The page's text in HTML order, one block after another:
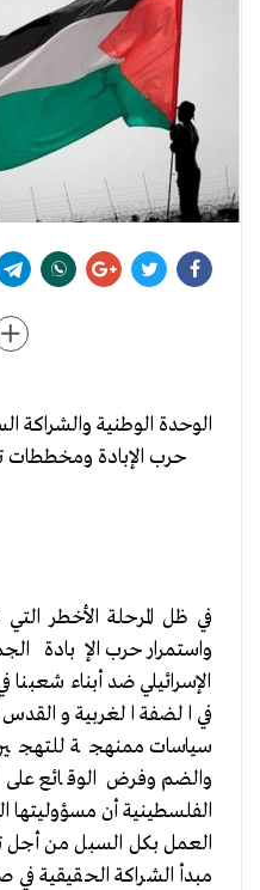
الوحدة الوطنية والشراكة
حرب الإبادة ومخططات
في ظل المرحلة الأخطر
واستمرار حرب الإبادة
الإسرائيلي ضد أبناء
في الضفة الغربية
سياسات ممنهجة
والضم وفرض الوقائع على
الفلسطينية أن مسؤوليتها
العمل بكل السبل من أجل
مبدأ الشراكة الحقيقية في